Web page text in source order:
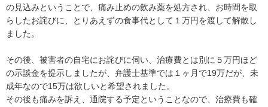
の見込みということで、痛み止めの飲み薬を処方され、お時間を取
らしたお詫びに、とりあえずの食事代として１万円を渡して解散し
ました。
その後、被害者の自宅にお詫びに伺い、治療費とは別に５万円ほど
の示談金を提示しましたが、弁護士基準では１ヶ月で19万だが、未
成年なので15万は欲しいと希望されました。
その後も痛みを訴え、通院する予定ということなので、治療費も確